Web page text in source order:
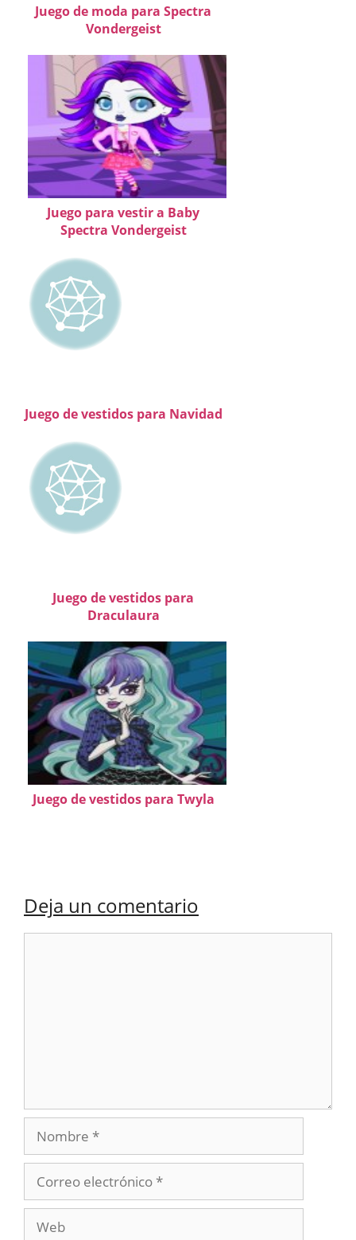
Juego de moda para Spectra
Vondergeist
Juego para vestir a Baby
Spectra Vondergeist
Juego de vestidos para Navidad
Juego de vestidos para
Draculaura
Juego de vestidos para Twyla
Deja un comentario
Nombre
electrónico